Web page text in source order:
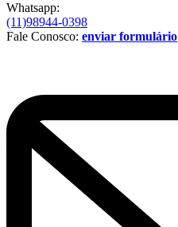
Whatsapp:
(11)98944-0398
Fale Conosco: enviar formulário